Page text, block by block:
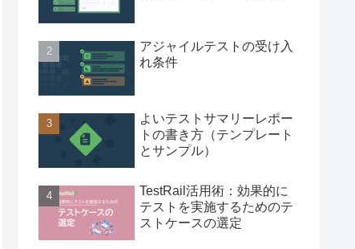
アジャイルテストの受け入
れ条件
よいテストサマリーレポー
トの書き方（テンプレート
とサンプル）
TestRail活用術：効果的に
テストを実施するためのテ
ストケースの選定